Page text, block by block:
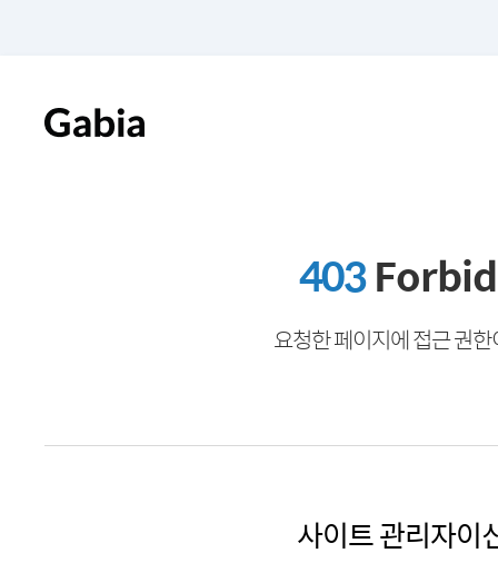
403
요청한 페이지에 접근 권
사이트 관리자이